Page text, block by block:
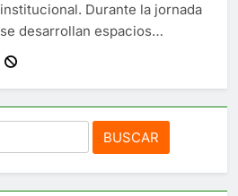
institucional. Durante la jornada
se desarrollan espacios…